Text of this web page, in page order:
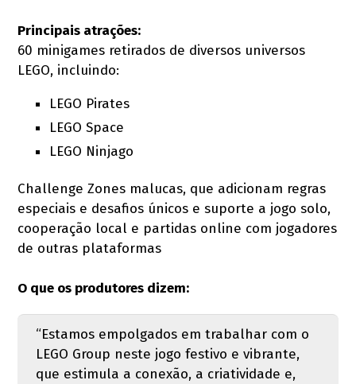
Principais atrações:
60 minigames retirados de diversos universos
LEGO, incluindo:
LEGO Pirates
LEGO Space
LEGO Ninjago
Challenge Zones malucas, que adicionam regras
especiais e desafios únicos e suporte a jogo solo,
cooperação local e partidas online com jogadores
de outras plataformas
O que os produtores dizem:
“Estamos empolgados em trabalhar com o
LEGO Group neste jogo festivo e vibrante,
que estimula a conexão, a criatividade e,